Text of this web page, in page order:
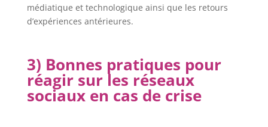
médiatique et technologique ainsi que les retours
d’expériences antérieures.
3) Bonnes pratiques pour
réagir sur les réseaux
sociaux en cas de crise